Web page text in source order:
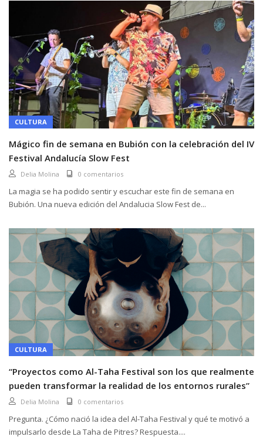
CULTURA
Mágico fin de semana en Bubión con la celebración del IV
Festival Andalucía Slow Fest
Delia Molina 0 comentarios
La magia se ha podido sentir y escuchar este fin de semana en
Bubión. Una nueva edición del Andalucia Slow Fest de...
CULTURA
“Proyectos como Al-Taha Festival son los que realmente
pueden transformar la realidad de los entornos rurales”
Delia Molina 0 comentarios
Pregunta. ¿Cómo nació la idea del Al-Taha Festival y qué te motivó a
impulsarlo desde La Taha de Pitres? Respuesta....